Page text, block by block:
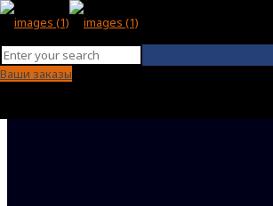
Ваши заказы